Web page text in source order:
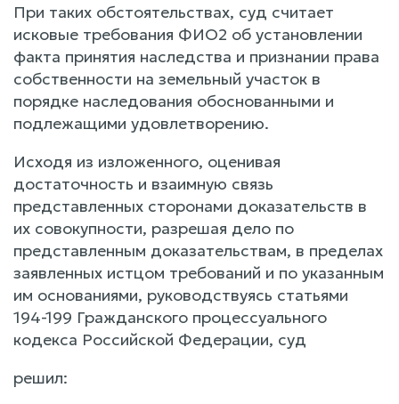
При таких обстоятельствах, суд считает
исковые требования ФИО2 об установлении
факта принятия наследства и признании права
собственности на земельный участок в
порядке наследования обоснованными и
подлежащими удовлетворению.
Исходя из изложенного, оценивая
достаточность и взаимную связь
представленных сторонами доказательств в
их совокупности, разрешая дело по
представленным доказательствам, в пределах
заявленных истцом требований и по указанным
им основаниями, руководствуясь статьями
194-199 Гражданского процессуального
кодекса Российской Федерации, суд
решил: